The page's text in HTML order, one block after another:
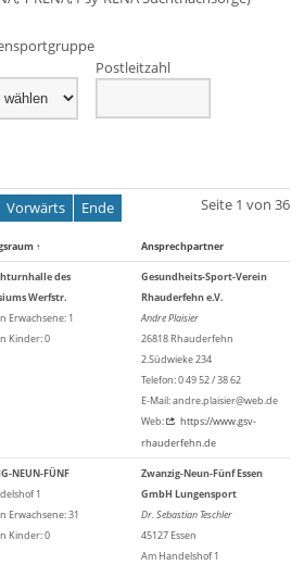
Postleitzahl
Seite 1 von 36
Vorwärts Ende
↑ Ansprechpartner
des
Werfstr.
Erwachsene: 1
Kinder: 0
Gesundheits-Sport-Verein
Rhauderfehn e.V.
Andre Plaisier
26818 Rhauderfehn
2.Südwieke 234
Telefon: 0 49 52 / 38 62
E-Mail: andre.plaisier@web.de
Web:
https://www.gsv-
rhauderfehn.de
NEUN-FÜNF
1
Erwachsene: 31
Kinder: 0
Zwanzig-Neun-Fünf Essen
GmbH Lungensport
Dr. Sebastian Teschler
45127 Essen
Am Handelshof 1